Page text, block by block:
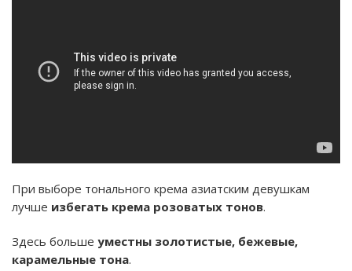
При выборе тонального крема азиатским девушкам
лучше избегать крема розоватых тонов.
Здесь больше уместны золотистые, бежевые,
карамельные тона.